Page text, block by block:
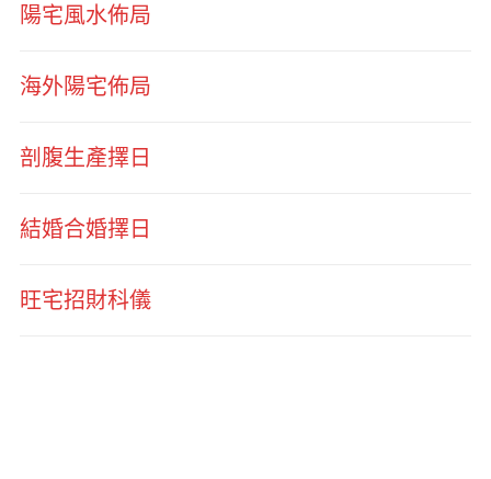
陽宅風水佈局
海外陽宅佈局
剖腹生產擇日
結婚合婚擇日
旺宅招財科儀